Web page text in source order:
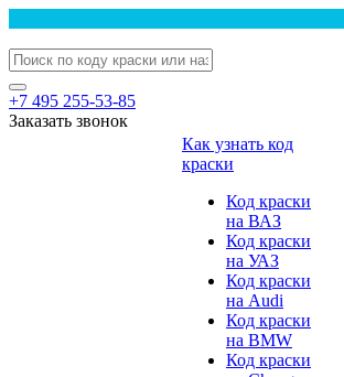
+7 495 255-53-85
Заказать звонок
Как узнать код
краски
Код краски
на ВАЗ
Код краски
на УАЗ
Код краски
на Audi
Код краски
на BMW
Код краски